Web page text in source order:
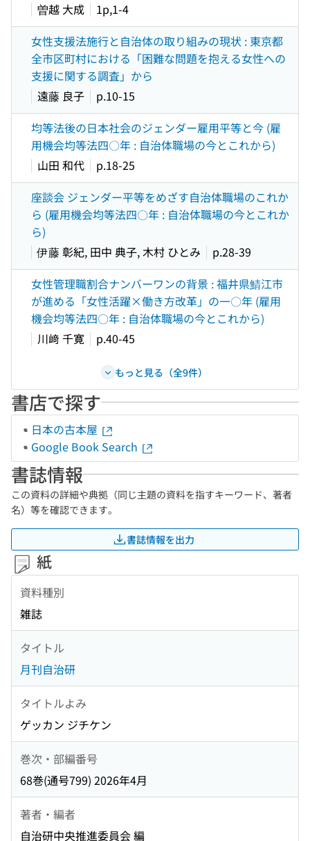
曽越 大成
1p,1-4
女性支援法施行と自治体の取り組みの現状 : 東京都
全市区町村における「困難な問題を抱える女性への
支援に関する調査」から
遠藤 良子
p.10-15
均等法後の日本社会のジェンダー雇用平等と今 (雇
用機会均等法四〇年 : 自治体職場の今とこれから)
山田 和代
p.18-25
座談会 ジェンダー平等をめざす自治体職場のこれか
ら (雇用機会均等法四〇年 : 自治体職場の今とこれか
ら)
伊藤 彰紀, 田中 典子, 木村 ひとみ
p.28-39
女性管理職割合ナンバーワンの背景 : 福井県鯖江市
が進める「女性活躍×働き方改革」の一〇年 (雇用
機会均等法四〇年 : 自治体職場の今とこれから)
川﨑 千寛
p.40-45
もっと見る（全9件）
書店で探す
日本の古本屋
Google Book Search
書誌情報
この資料の詳細や典拠（同じ主題の資料を指すキーワード、著者
名）等を確認できます。
書誌情報を出力
紙
資料種別
雑誌
タイトル
月刊自治研
タイトルよみ
ゲッカン ジチケン
巻次・部編番号
68巻(通号799) 2026年4月
著者・編者
自治研中央推進委員会 編